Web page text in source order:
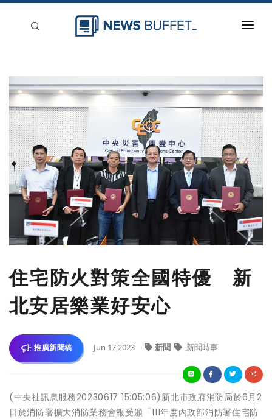
新聞稿分類
登入
刊登
住宅防火對策全國特優 新
北安居樂業好安心
推廣新聞稿 Jun 17,2023 新聞 新聞時事
(中央社訊息服務20230617 15:05:06)新北市政府消防局於6月2
日於消防署擴大消防業務會報受頒「111年度內政部消防署住宅防